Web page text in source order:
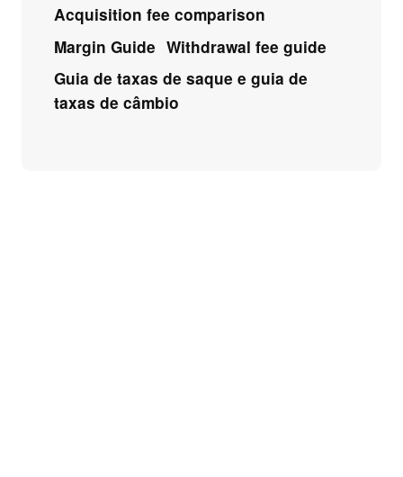
Acquisition fee comparison
Margin Guide Withdrawal fee guide
Guia de taxas de saque e guia de
taxas de câmbio